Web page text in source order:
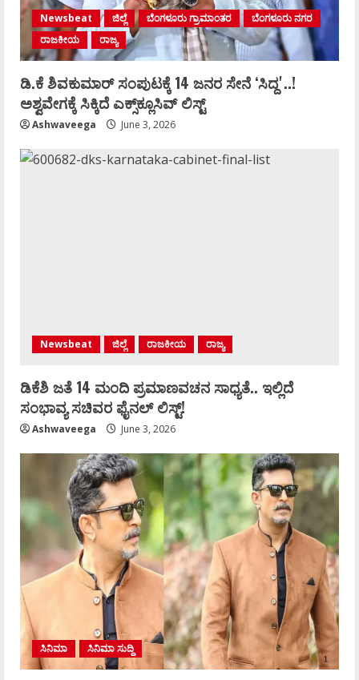
Newsbeat ಜಿಲ್ಲೆ ಬೆಂಗಳೂರು ಗ್ರಾಮಾಂತರ
ಬೆಂಗಳೂರು ನಗರ
ರಾಜಕೀಯ
ರಾಜ್ಯ
ಡಿ.ಕೆ ಶಿವಕುಮಾರ್‌ ಸಂಪುಟಕ್ಕೆ 14 ಜನರ ಸೇನೆ ʻಸಿದ್ದʼ..!
ಅಶ್ವವೇಗಕ್ಕೆ ಸಿಕ್ಕಿದೆ ಎಕ್ಸ್‌ಕ್ಲೂಸಿವ್‌ ಲಿಸ್ಟ್‌
Ashwaveega June 3, 2026
Newsbeat ಜಿಲ್ಲೆ ರಾಜಕೀಯ ರಾಜ್ಯ
ಡಿಕೆಶಿ ಜತೆ 14 ಮಂದಿ ಪ್ರಮಾಣವಚನ ಸಾಧ್ಯತೆ.. ಇಲ್ಲಿದೆ
ಸಂಭಾವ್ಯ ಸಚಿವರ ಫೈನಲ್ ಲಿಸ್ಟ್‌!
Ashwaveega June 3, 2026
ಸಿನಿಮಾ ಸಿನಿಮಾ ಸುದ್ದಿ